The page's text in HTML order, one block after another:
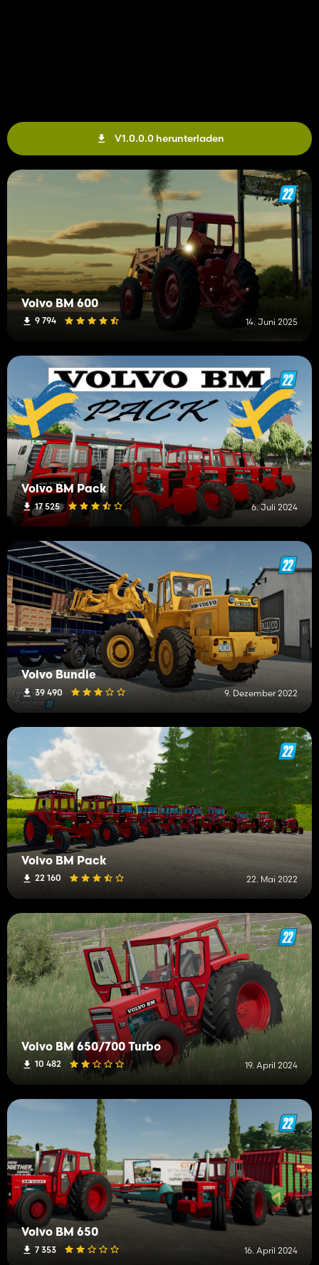
V1.0.0.0 herunterladen
Volvo BM 600
9 794 14. Juni 2025
Volvo BM Pack
17 525 6. Juli 2024
Volvo Bundle
39 490 9. Dezember 2022
Volvo BM Pack
22 160 22. Mai 2022
Volvo BM 650/700 Turbo
10 482 19. April 2024
Volvo BM 650
7 353 16. April 2024